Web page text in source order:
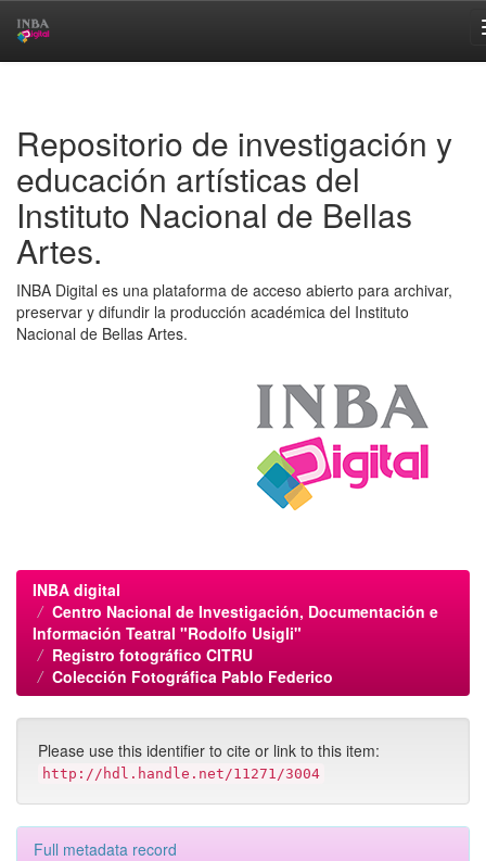
Repositorio de investigación y
educación artísticas del
Instituto Nacional de Bellas
Artes.
INBA Digital es una plataforma de acceso abierto para archivar,
preservar y difundir la producción académica del Instituto
Nacional de Bellas Artes.
INBA digital
Centro Nacional de Investigación, Documentación e
Información Teatral "Rodolfo Usigli"
Registro fotográfico CITRU
Colección Fotográfica Pablo Federico
Please use this identifier to cite or link to this item:
http://hdl.handle.net/11271/3004
Full metadata record